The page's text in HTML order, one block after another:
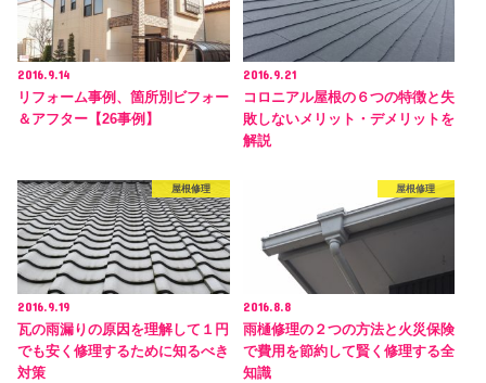
2016.9.14
リフォーム事例、箇所別ビフォー
＆アフター【26事例】
2016.9.21
コロニアル屋根の６つの特徴と失
敗しないメリット・デメリットを
解説
屋根修理
2016.9.19
瓦の雨漏りの原因を理解して１円
でも安く修理するために知るべき
対策
屋根修理
2016.8.8
雨樋修理の２つの方法と火災保険
で費用を節約して賢く修理する全
知識